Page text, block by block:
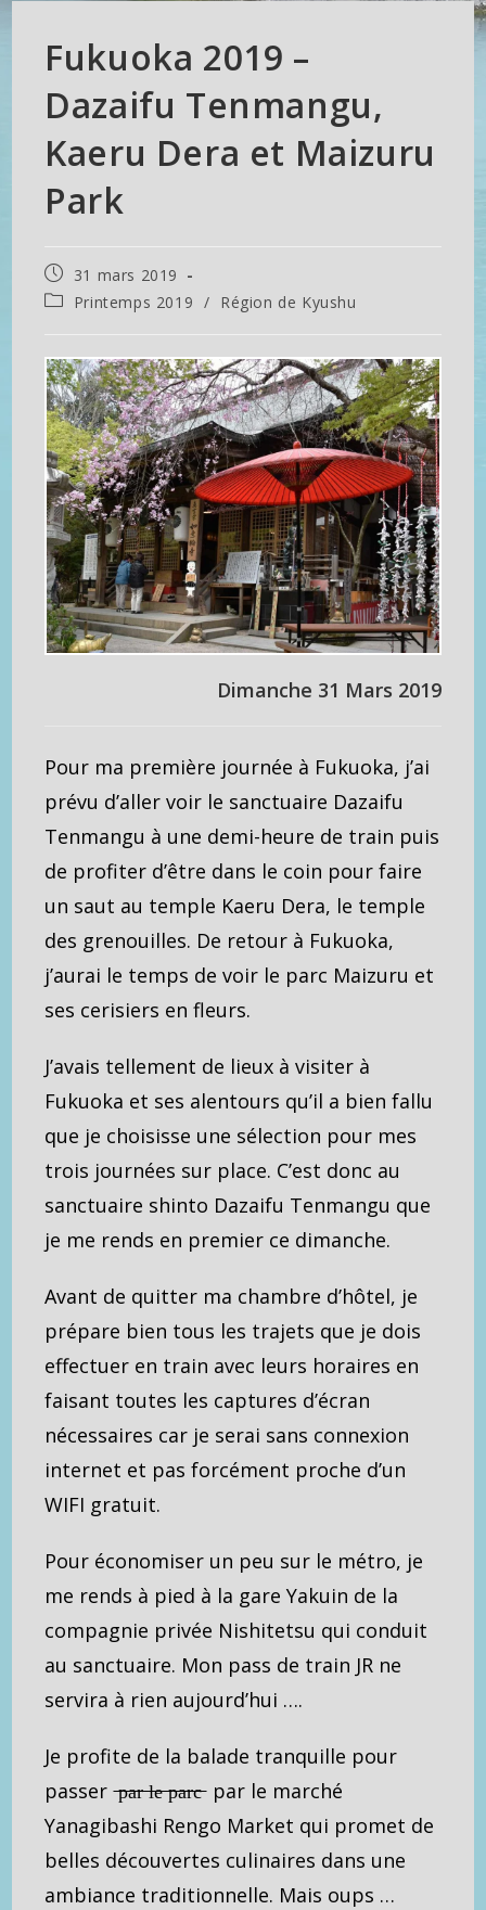
Fukuoka 2019 –
Dazaifu Tenmangu,
Kaeru Dera et Maizuru
Park
Publication
publiée :
31 mars 2019
PostPrintemps 2019 / Région de Kyushu
Dimanche 31 Mars 2019
Pour ma première journée à Fukuoka, j’ai
prévu d’aller voir le sanctuaire Dazaifu
Tenmangu à une demi-heure de train puis
de profiter d’être dans le coin pour faire
un saut au temple Kaeru Dera, le temple
des grenouilles. De retour à Fukuoka,
j’aurai le temps de voir le parc Maizuru et
ses cerisiers en fleurs.
J’avais tellement de lieux à visiter à
Fukuoka et ses alentours qu’il a bien fallu
que je choisisse une sélection pour mes
trois journées sur place. C’est donc au
sanctuaire shinto Dazaifu Tenmangu que
je me rends en premier ce dimanche.
Avant de quitter ma chambre d’hôtel, je
prépare bien tous les trajets que je dois
effectuer en train avec leurs horaires en
faisant toutes les captures d’écran
nécessaires car je serai sans connexion
internet et pas forcément proche d’un
WIFI gratuit.
Pour économiser un peu sur le métro, je
me rends à pied à la gare Yakuin de la
compagnie privée Nishitetsu qui conduit
au sanctuaire. Mon pass de train JR ne
servira à rien aujourd’hui ….
Je profite de la balade tranquille pour
passer ̶p̶a̶r̶ ̶l̶e̶ ̶p̶a̶r̶c̶ par le marché
Yanagibashi Rengo Market qui promet de
belles découvertes culinaires dans une
ambiance traditionnelle. Mais oups …